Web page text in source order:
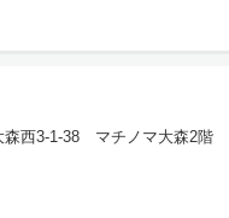
⻄3-1-38 マチノマ大森2階